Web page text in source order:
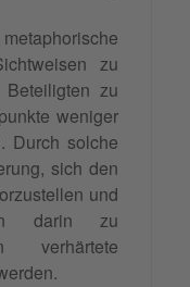
zu
zu
weniger
Durch solche
sich den
und
darin zu
verhärtete